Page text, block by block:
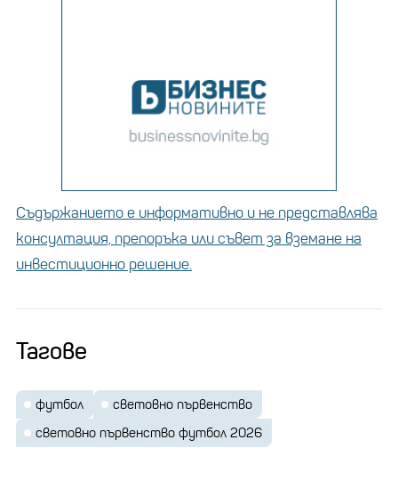
Съдържанието е информативно и не представлява
консултация, препоръка или съвет за вземане на
инвестиционно решение.
Тагове
футбол
световно първенство
световно първенство футбол 2026